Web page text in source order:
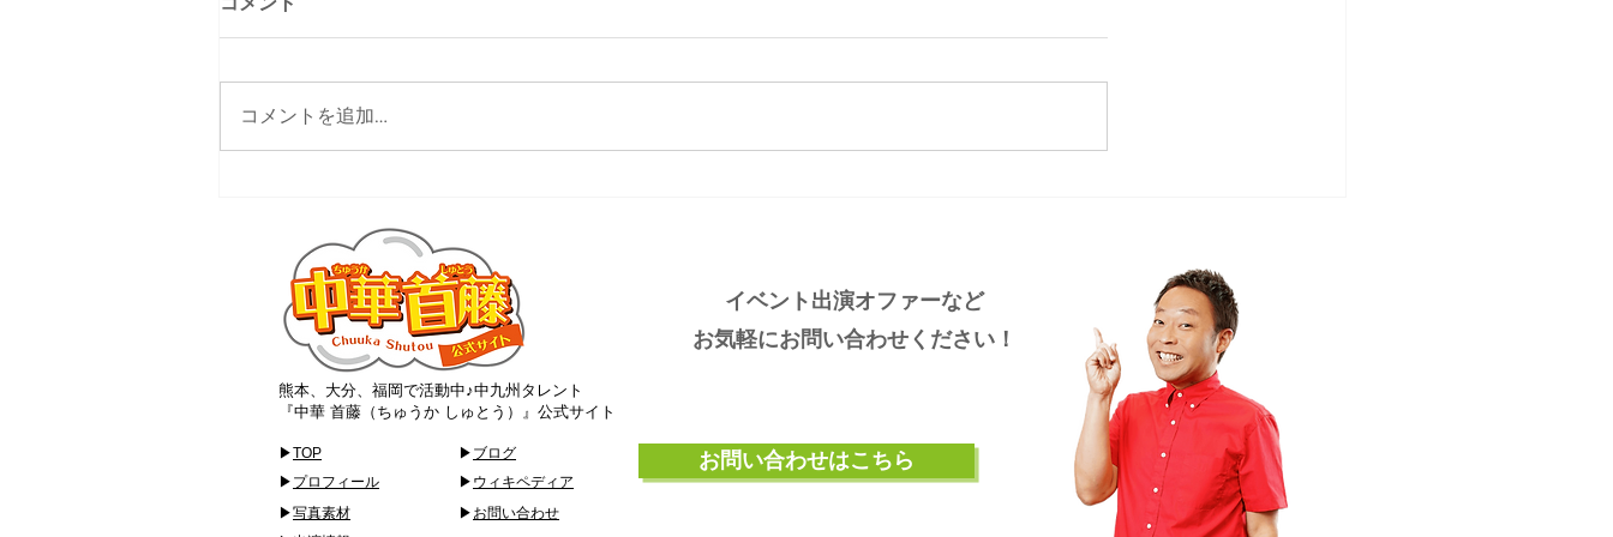
コメントを追加…
イベント出演オファーなど
お気軽にお問い合わせください！
熊本、大分、福岡で活動中♪中九州タレント
『中華 首藤（ちゅうか しゅとう）』公式サイト
▶TOP
▶ プロフィール
▶写真素材
▶ ブログ
▶ ウィキペディア
▶ お問い合わせ
お問い合わせはこちら